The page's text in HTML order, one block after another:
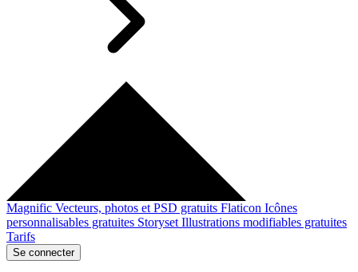
Magnific Vecteurs, photos et PSD gratuits Flaticon Icônes
personnalisables gratuites Storyset Illustrations modifiables gratuites
Tarifs
Se connecter